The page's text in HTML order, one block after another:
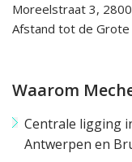
Moreelstraat 3,
Afstand tot de Grote
Waarom
Centrale ligging
Antwerpen en